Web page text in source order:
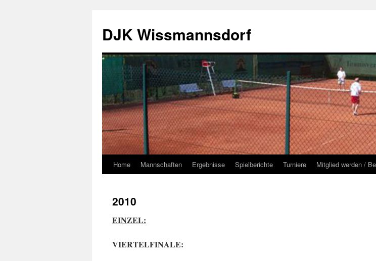
DJK Wissmannsdorf
Home Mannschaften Ergebnisse Spielberichte Turniere Mitglied werden /
2010
EINZEL:
VIERTELFINALE: